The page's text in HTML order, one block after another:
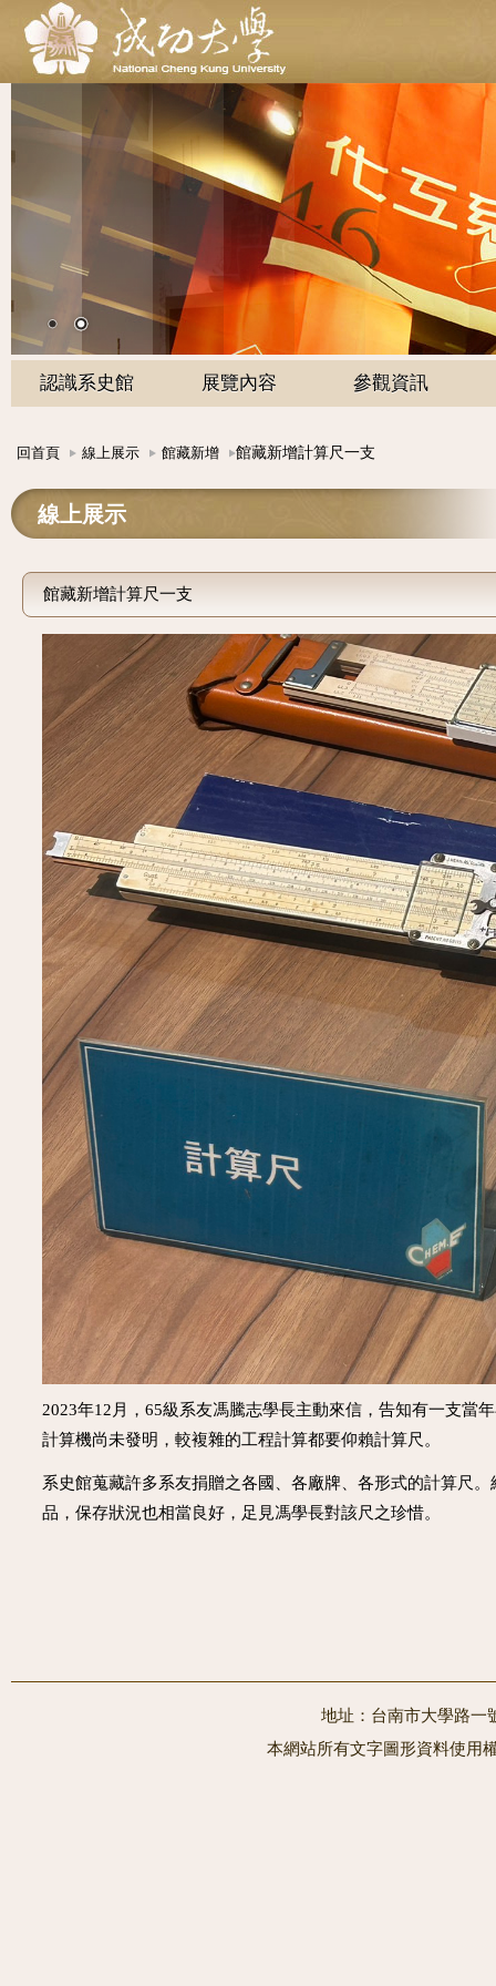
認識系史館 展覽內容 參觀資訊
回首頁 線上展示 館藏新增 館藏新增計算尺一支
線上展示
館藏新增計算尺一支
2023年12月，65級系友馮騰志學長主動來信，告知有一支當
計算機尚未發明，較複雜的工程計算都要仰賴計算尺。
系史館蒐藏許多系友捐贈之各國、各廠牌、各形式的計算尺
品，保存狀況也相當良好，足見馮學長對該尺之珍惜。
地址：台南市大學路
本網站所有文字圖形資料使用